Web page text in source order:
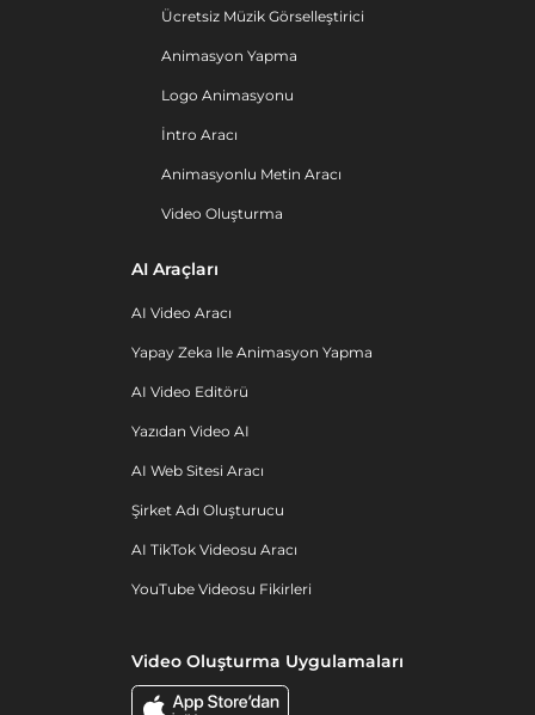
Ücretsiz Müzik Görselleştirici
Animasyon Yapma
Logo Animasyonu
İntro Aracı
Animasyonlu Metin Aracı
Video Oluşturma
AI Araçları
AI Video Aracı
Yapay Zeka Ile Animasyon Yapma
AI Video Editörü
Yazıdan Video AI
AI Web Sitesi Aracı
Şirket Adı Oluşturucu
AI TikTok Videosu Aracı
YouTube Videosu Fikirleri
Video Oluşturma Uygulamaları